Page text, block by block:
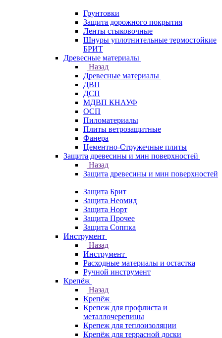
Грунтовки
Защита дорожного покрытия
Ленты стыковочные
Шнуры уплотнительные термостойкие
БРИТ
Древесные материалы
Назад
Древесные материалы
ДВП
ДСП
МДВП КНАУФ
ОСП
Пиломатериалы
Плиты ветрозащитные
Фанера
Цементно-Стружечные плиты
Защита древесины и мин поверхностей
Назад
Защита древесины и мин поверхностей
Защита Брит
Защита Неомид
Защита Норт
Защита Прочее
Защита Соппка
Инструмент
Назад
Инструмент
Расходные материалы и остастка
Ручной инструмент
Крепёж
Назад
Крепёж
Крепеж для профлиста и
металлочерепицы
Крепеж для теплоизоляции
Крепёж для террасной доски